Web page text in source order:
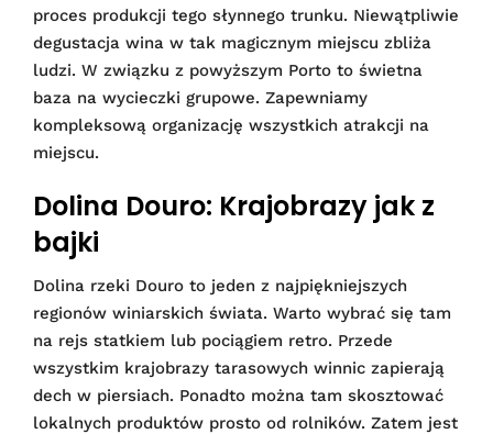
proces produkcji tego słynnego trunku. Niewątpliwie
degustacja wina w tak magicznym miejscu zbliża
ludzi. W związku z powyższym Porto to świetna
baza na wycieczki grupowe. Zapewniamy
kompleksową organizację wszystkich atrakcji na
miejscu.
Dolina Douro: Krajobrazy jak z
bajki
Dolina rzeki Douro to jeden z najpiękniejszych
regionów winiarskich świata. Warto wybrać się tam
na rejs statkiem lub pociągiem retro. Przede
wszystkim krajobrazy tarasowych winnic zapierają
dech w piersiach. Ponadto można tam skosztować
lokalnych produktów prosto od rolników. Zatem jest